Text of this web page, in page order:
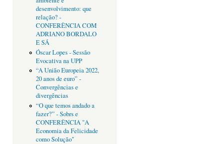
desenvolvimento: que
relação? -
CONFERÊNCIA COM
ADRIANO BORDALO
E SÁ
Óscar Lopes - Sessão
Evocativa na UPP
“A União Europeia 2022,
20 anos de euro” -
Convergências e
divergências
“O que temos andado a
fazer?” - Sobrs e
CONFERÊNCIA "A
Economia da Felicidade
como Solução"